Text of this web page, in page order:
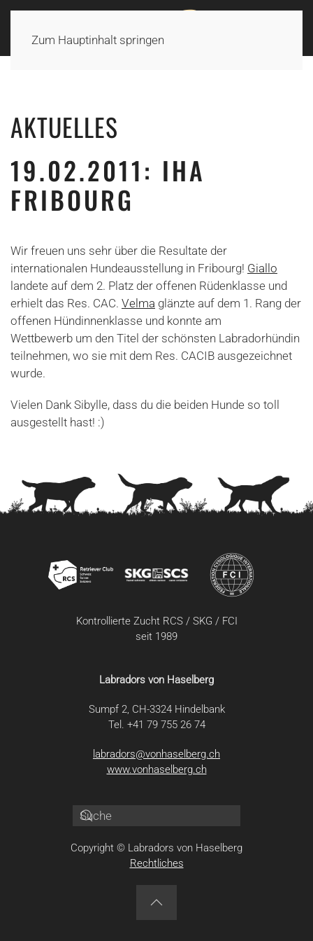
Zum Hauptinhalt springen
AKTUELLES
19.02.2011: IHA
FRIBOURG
Wir freuen uns sehr über die Resultate der
internationalen Hundeausstellung in Fribourg! Giallo
landete auf dem 2. Platz der offenen Rüdenklasse und
erhielt das Res. CAC. Velma glänzte auf dem 1. Rang der
offenen Hündinnenklasse und konnte am
Wettbewerb um den Titel der schönsten Labradorhündin
teilnehmen, wo sie mit dem Res. CACIB ausgezeichnet
wurde.
Vielen Dank Sibylle, dass du die beiden Hunde so toll
ausgestellt hast! :)
Kontrollierte Zucht RCS / SKG / FCI
seit 1989
Labradors von Haselberg
Sumpf 2, CH-3324 Hindelbank
Tel. +41 79 755 26 74
labradors@vonhaselberg.ch
www.vonhaselberg.ch
Copyright © Labradors von Haselberg
Rechtliches